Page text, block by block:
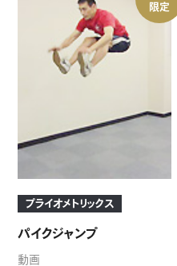
限定
プライオメトリックス
パイクジャンプ
動画